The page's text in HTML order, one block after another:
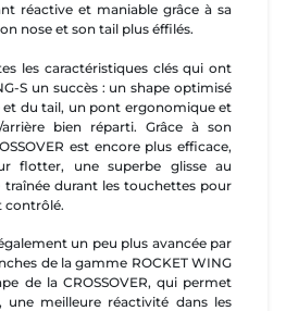
réactive et maniable grâce à sa
nose et son tail plus éffilés.
les caractéristiques clés qui ont
S un succès : un shape optimisé
et du tail, un pont ergonomique et
bien réparti. Grâce à son
est encore plus efficace,
flotter, une superbe glisse au
durant les touchettes pour
contrôlé.
un peu plus avancée par
de la gamme ROCKET WING
de la CROSSOVER, qui permet
meilleure réactivité dans les